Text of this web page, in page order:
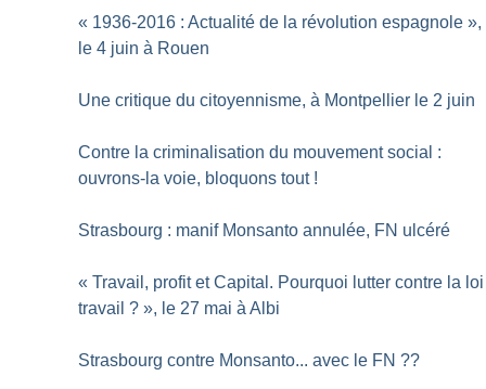
« 1936-2016 : Actualité de la révolution espagnole »,
le 4 juin à Rouen
Une critique du citoyennisme, à Montpellier le 2 juin
Contre la criminalisation du mouvement social :
ouvrons-la voie, bloquons tout !
Strasbourg : manif Monsanto annulée, FN ulcéré
« Travail, profit et Capital. Pourquoi lutter contre la loi
travail ? », le 27 mai à Albi
Strasbourg contre Monsanto... avec le FN ??